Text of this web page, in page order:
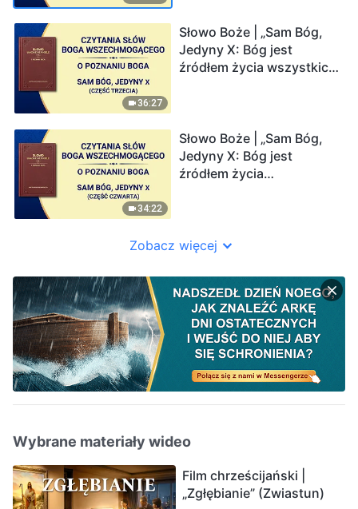
36:27
Słowo Boże | „Sam Bóg,
Jedyny X: Bóg jest
źródłem życia wszystkich
34:22
Słowo Boże | „Sam Bóg,
Jedyny X: Bóg jest
źródłem życia
Zobacz więcej
Wybrane materiały wideo
Film chrześcijański |
„Zgłębianie” (Zwiastun)